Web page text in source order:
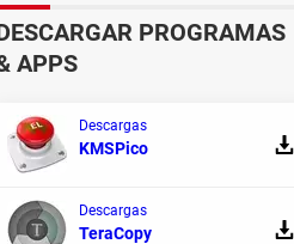
(.MDF).
la integridad de la base de
y .LDF.
PROGRAMAS
APPS
Descargas
KMSPico
Descargas
TeraCopy